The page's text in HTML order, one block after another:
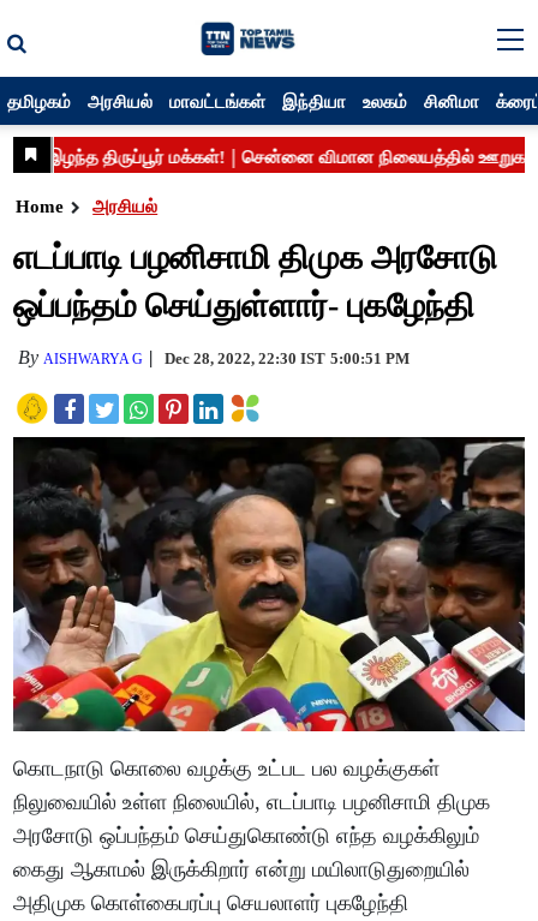
தமிழகம் அரசியல் மாவட்டங்கள் இந்தியா உலகம் சினிமா
Home அரசியல்
எடப்பாடி பழனிசாமி திமுக அரசோடு
ஒப்பந்தம் செய்துள்ளார்- புகழேந்தி
By AISHWARYA G Dec 28, 2022, 22:30 IST 5:00:51 PM
கொடநாடு கொலை வழக்கு உட்பட பல வழக்குகள்
நிலுவையில் உள்ள நிலையில், எடப்பாடி பழனிசாமி திமுக
அரசோடு ஒப்பந்தம் செய்துகொண்டு எந்த வழக்கிலும்
கைது ஆகாமல் இருக்கிறார் என்று மயிலாடுதுறையில்
அதிமுக கொள்கைபரப்பு செயலாளர் புகழேந்தி